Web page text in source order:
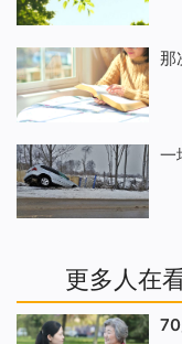
那
一
更多人在
70